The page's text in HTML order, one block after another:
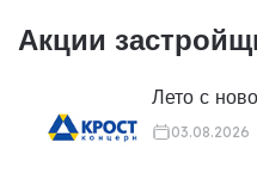
Акции
Лето с
03.08.2026